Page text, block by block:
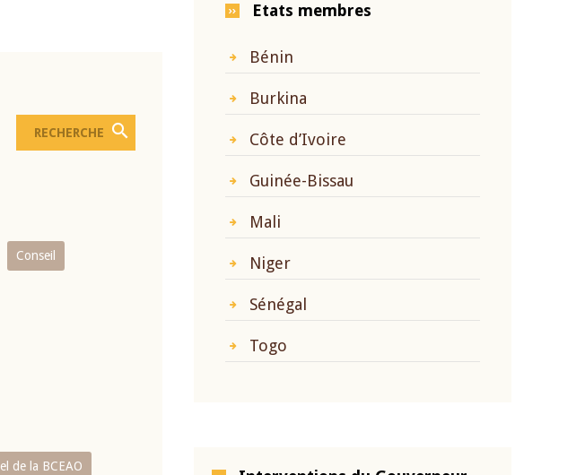
Conseil
de la BCEAO
Etats membres
Bénin
Burkina
Côte d’Ivoire
Guinée-Bissau
Mali
Niger
Sénégal
Togo